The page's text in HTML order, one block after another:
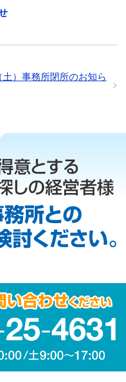
）事務所閉所のお知ら